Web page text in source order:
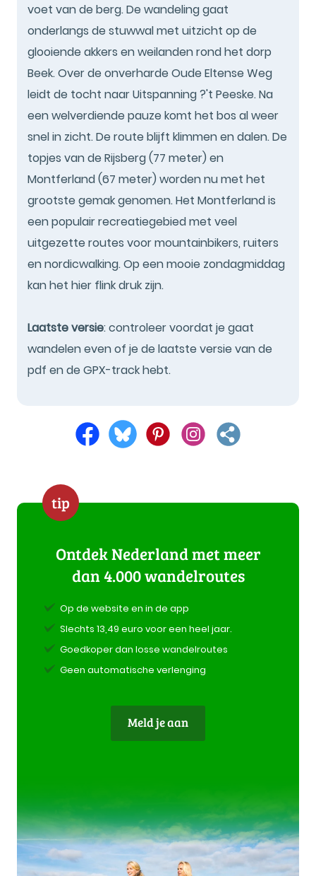
voet van de berg. De wandeling gaat
onderlangs de stuwwal met uitzicht op de
glooiende akkers en weilanden rond het dorp
Beek. Over de onverharde Oude Eltense Weg
leidt de tocht naar Uitspanning ?'t Peeske. Na
een welverdiende pauze komt het bos al weer
snel in zicht. De route blijft klimmen en dalen. De
topjes van de Rijsberg (77 meter) en
Montferland (67 meter) worden nu met het
grootste gemak genomen. Het Montferland is
een populair recreatiegebied met veel
uitgezette routes voor mountainbikers, ruiters
en nordicwalking. Op een mooie zondagmiddag
kan het hier flink druk zijn.
Laatste versie: controleer voordat je gaat
wandelen even of je de laatste versie van de
pdf en de GPX-track hebt.
tip
Ontdek Nederland met meer
dan 4.000 wandelroutes
Op de website en in de app
Slechts 13,49 euro voor een heel jaar.
Goedkoper dan losse wandelroutes
Geen automatische verlenging
Meld je aan